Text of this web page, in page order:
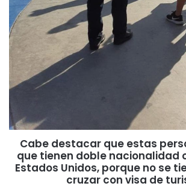
Cabe destacar que estas
que tienen doble nacionalidad
Estados Unidos, porque no se
cruzar con visa de